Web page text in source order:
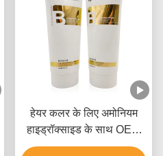
हेयर कलर के लिए अमोनियम
हाइड्रॉक्साइड के साथ OEM
पैराबेन मुक्त ब्लीच क्रीम